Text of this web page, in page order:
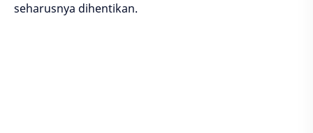
seharusnya dihentikan.